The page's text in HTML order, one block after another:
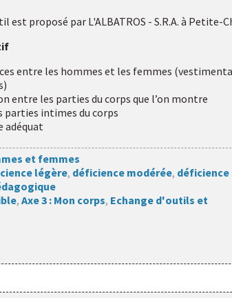
est proposé par L'ALBATROS - S.R.A. à Petite-
entre les hommes et les femmes
entre les parties du corps que l’on montre
intimes du corps
adéquat
et femmes
légère, déficience modérée, déficience
, Axe 3 : Mon corps, Echange d'outils et